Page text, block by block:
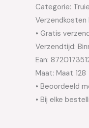
Categorie:
Verzendkosten
• Gratis
Verzendtijd:
Ean:
Maat: Maat 128
• Beoordeeld
• Bij elke